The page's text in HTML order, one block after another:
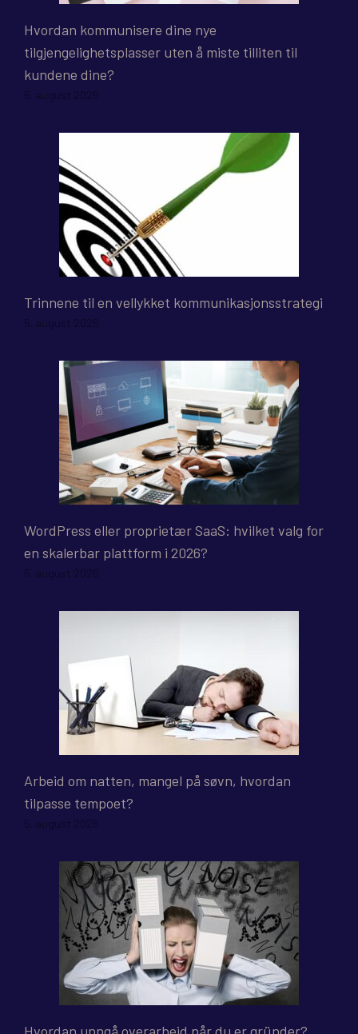
Hvordan kommunisere dine nye
tilgjengelighetsplasser uten å miste tilliten til
kundene dine?
5. august 2026
Trinnene til en vellykket kommunikasjonsstrategi
5. august 2026
WordPress eller proprietær SaaS: hvilket valg for
en skalerbar plattform i 2026?
5. august 2026
Arbeid om natten, mangel på søvn, hvordan
tilpasse tempoet?
5. august 2026